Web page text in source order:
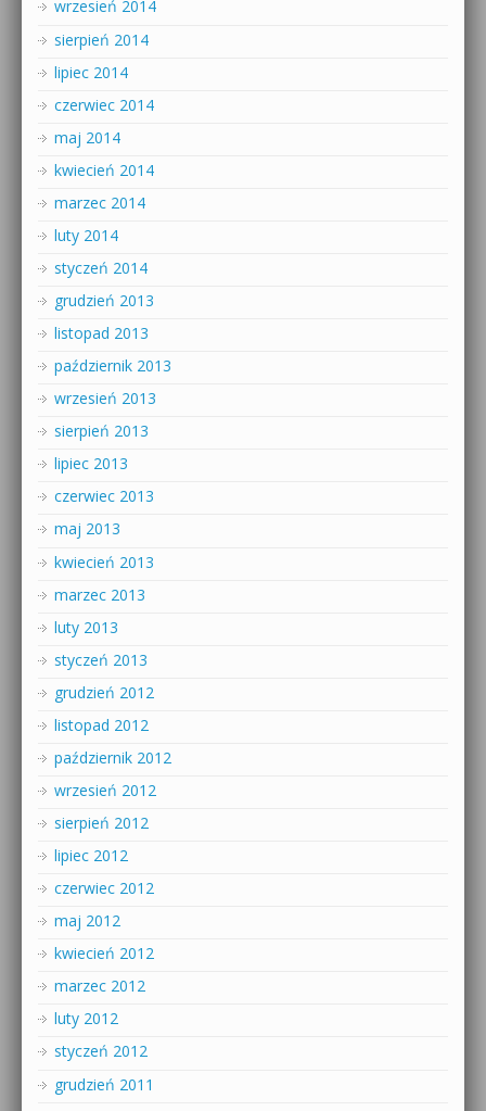
wrzesień 2014
sierpień 2014
lipiec 2014
czerwiec 2014
maj 2014
kwiecień 2014
marzec 2014
luty 2014
styczeń 2014
grudzień 2013
listopad 2013
październik 2013
wrzesień 2013
sierpień 2013
lipiec 2013
czerwiec 2013
maj 2013
kwiecień 2013
marzec 2013
luty 2013
styczeń 2013
grudzień 2012
listopad 2012
październik 2012
wrzesień 2012
sierpień 2012
lipiec 2012
czerwiec 2012
maj 2012
kwiecień 2012
marzec 2012
luty 2012
styczeń 2012
grudzień 2011